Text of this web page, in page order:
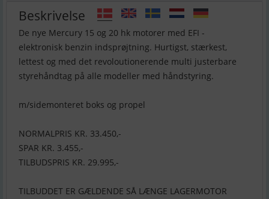
Beskrivelse
De nye Mercury 15 og 20 hk motorer med EFI -
elektronisk benzin indsprøjtning. Hurtigst, stærkest,
lettest og med det revoloutionerende multi justerbare
styrehåndtag på alle modeller med håndstyring.
m/sidemonteret boks og propel
NORMALPRIS KR. 33.450,-
SPAR KR. 3.455,-
TILBUDSPRIS KR. 29.995,-
TILBUDDET ER GÆLDENDE SÅ LÆNGE LAGERMOTOR